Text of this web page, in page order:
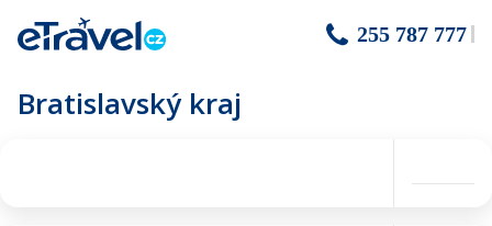
255 787 777
Bratislavský kraj